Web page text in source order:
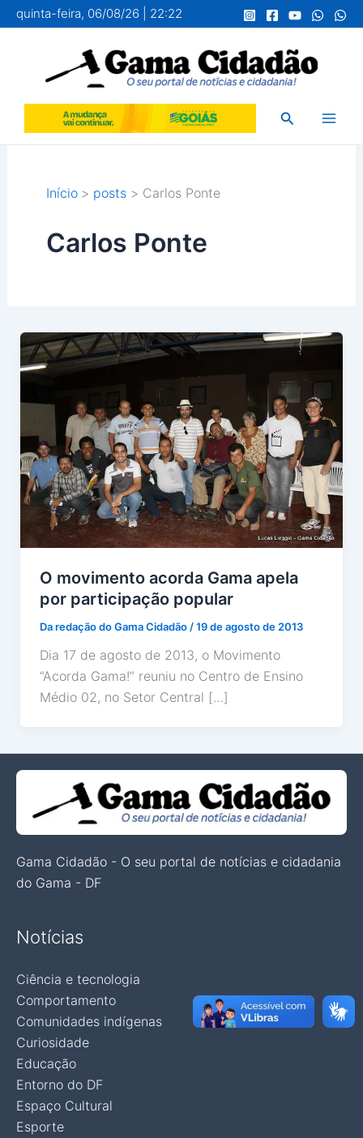
para
conteúdo
quinta-feira, 06/08/26 | 22:22
Pesquisar
Início posts Carlos Ponte
Carlos Ponte
O movimento acorda Gama apela
por participação popular
Da redação do Gama Cidadão /19 de agosto de 2013
Dia 17 de agosto de 2013, o Movimento
“Acorda Gama!” reuniu no Centro de Ensino
Médio 02, no Setor Central […]
Gama Cidadão - O seu portal de notícias e cidadania
do Gama - DF
Notícias
Ciência e tecnologia
Comportamento
Comunidades indígenas
Curiosidade
Educação
Entorno do DF
Espaço Cultural
Esporte